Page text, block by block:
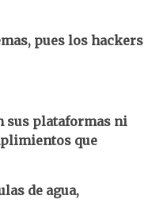
pues los hackers
sus plataformas ni
que
de agua,